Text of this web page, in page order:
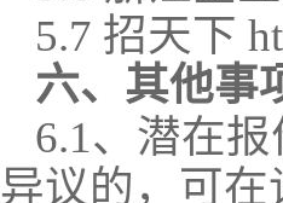
5.7 招天下
六、 其他事
6.1、潜在
异议的，可